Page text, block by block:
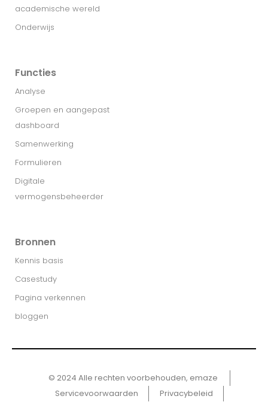
academische wereld
Onderwijs
Functies
Analyse
Groepen en aangepast
dashboard
Samenwerking
Formulieren
Digitale
vermogensbeheerder
Bronnen
Kennis basis
Casestudy
Pagina verkennen
bloggen
© 2024 Alle rechten voorbehouden, emaze ​
Servicevoorwaarden
Privacybeleid